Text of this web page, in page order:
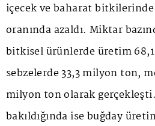
içecek ve baharat bitkilerinde
oranında azaldı. Miktar
bitkisel ürünlerde üretim
sebzelerde 33,3 milyon ton,
milyon ton olarak
bakıldığında ise buğday